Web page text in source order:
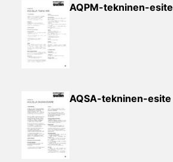
AQPM-tekninen-esite
AQSA-tekninen-esite